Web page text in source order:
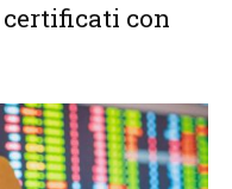
certificati con